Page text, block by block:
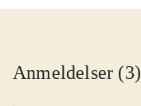
Anmeldelser (3)